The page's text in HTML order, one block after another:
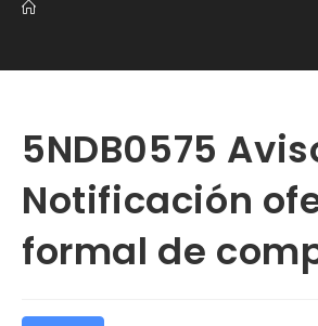
5NDB0575
Notificación
formal de